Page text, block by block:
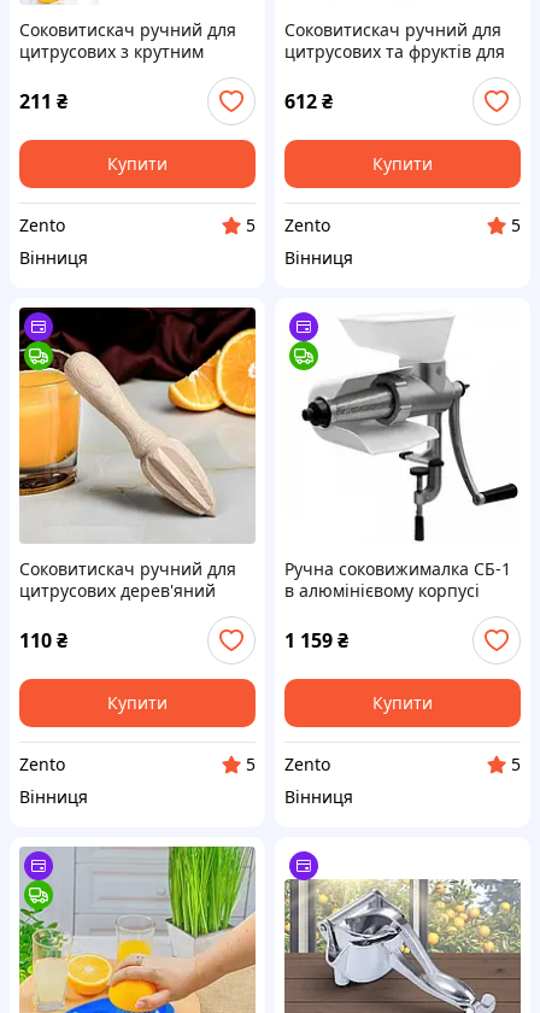
Соковитискач ручний для
цитрусових з крутним
притискним механізмом
211 ₴
Купити
Zento
5
Вінниця
Соковитискач ручний для
цитрусових та фруктів для
612₴
Купити
Zento
5
Вінниця
Соковитискач ручний для
цитрусових дерев'яний
110₴
Купити
Zento
5
Вінниця
Ручна соковижималка СБ-1
в алюмінієвому корпусі
1 159₴
Купити
Zento
5
Вінниця